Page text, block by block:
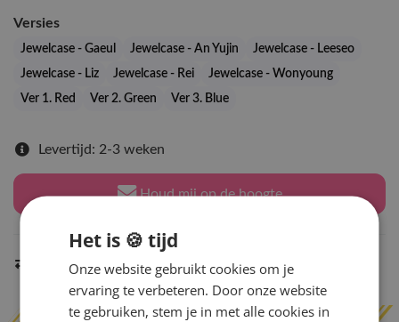
Versies
Jewelcase - Gaeul Jewelcase - An Yujin
Jewelcase - Leeseo
Jewelcase - Liz
Jewelcase - Rei
Jewelcase - Wonyoung
Ver 1. Red
Ver 2. Green Ver 3. Blue
Levertijd: 2-3 weken
Houd mij op de hoogte
Indien op voorraadbinnen 2 werkdagen
Het is 🍪 tijd
Onze website gebruikt cookies om je
ervaring te verbeteren. Door onze website
te gebruiken, stem je in met alle cookies in